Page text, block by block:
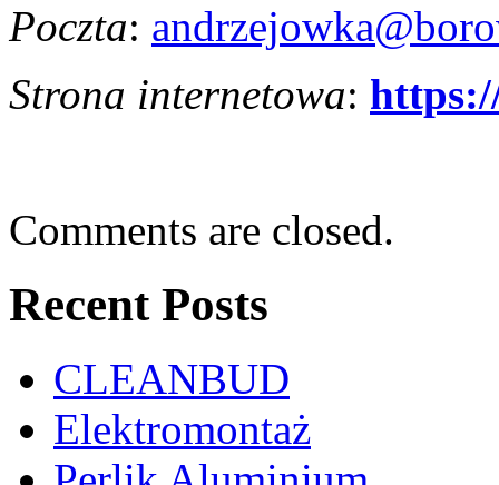
Poczta:
Strona internetowa:
Comments are closed.
Recent Posts
CLEANBUD
Elektromontaż